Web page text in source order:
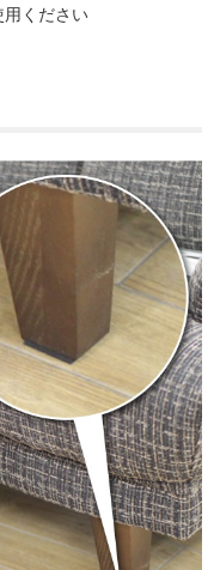
用ください